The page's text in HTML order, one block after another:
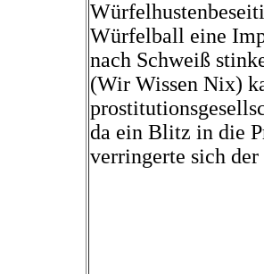
Würfelball eine
nach Schweiß
(Wir Wissen Nix)
da ein Blitz in die
verringerte sich der